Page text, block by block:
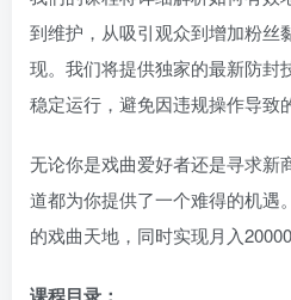
到维护，从吸引观众到增加粉丝
现。我们将提供独家的最新防封
稳定运行，避免因违规操作导致
无论你是戏曲爱好者还是寻求新
道都为你提供了一个难得的机遇
的戏曲天地，同时实现月入